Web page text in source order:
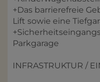
+Das barrierefreie
Lift sowie eine
Parkgarage
INFRASTRUKTUR /